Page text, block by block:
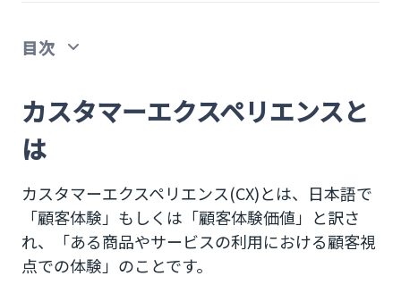
目次
カスタマーエクスペリエンスとは
カスタマーエクスペリエンスが重要な理由
非物質的価値
長期性
カスタマーエクスペリエンスと
は
カスタマーエクスペリエンス(CX)とは、日本語で
「顧客体験」もしくは「顧客体験価値」と訳さ
れ、「ある商品やサービスの利用における顧客視
点での体験」のことです。